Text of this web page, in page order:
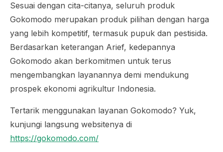
Sesuai dengan cita-citanya, seluruh produk
Gokomodo merupakan produk pilihan dengan harga
yang lebih kompetitif, termasuk pupuk dan pestisida.
Berdasarkan keterangan Arief, kedepannya
Gokomodo akan berkomitmen untuk terus
mengembangkan layanannya demi mendukung
prospek ekonomi agrikultur Indonesia.
Tertarik menggunakan layanan Gokomodo? Yuk,
kunjungi langsung websitenya di
https://gokomodo.com/